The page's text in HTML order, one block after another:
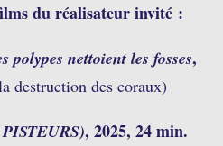
du réalisateur invité :
polypes nettoient les fosses,
destruction des coraux)
, 2025, 24 min.